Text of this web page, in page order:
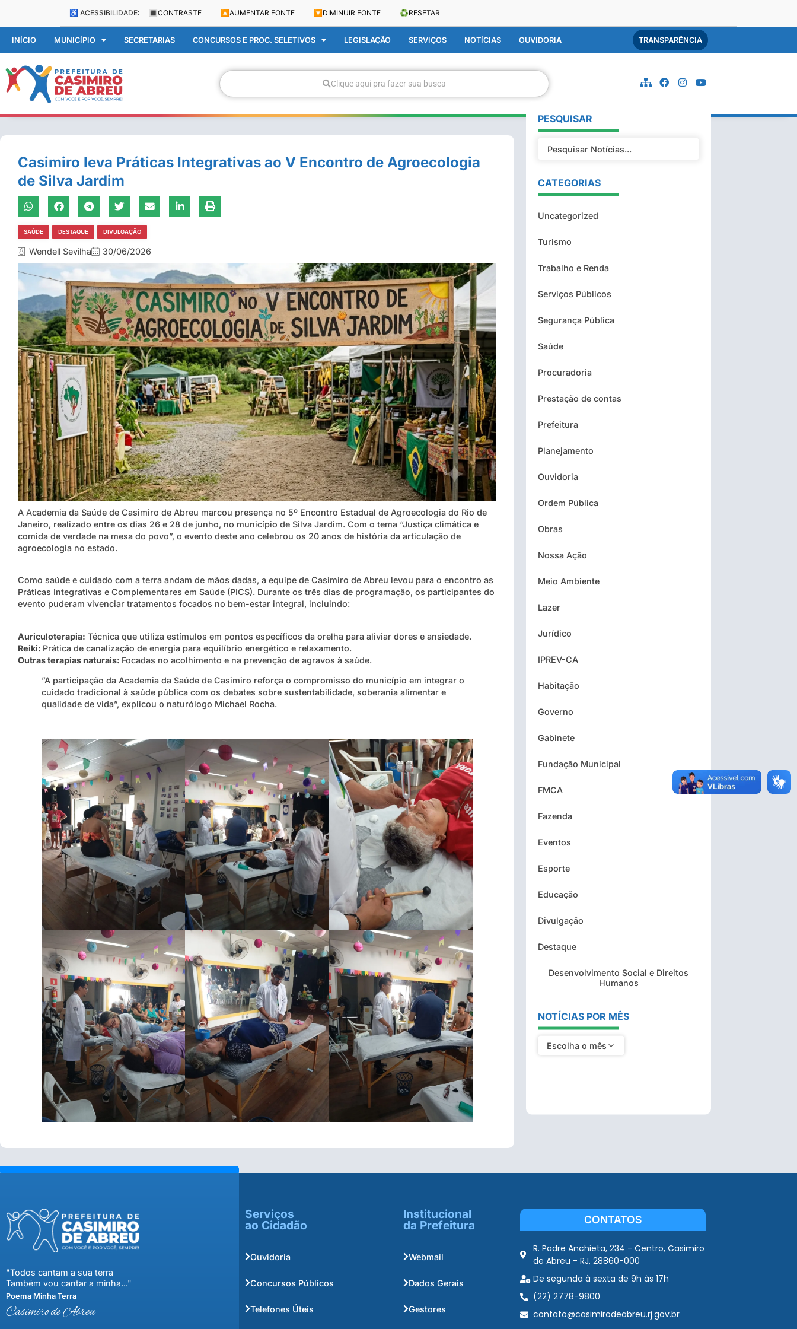
♿ ACESSIBILIDADE: 🔳 CONTRASTE 🔼 AUMENTAR FONTE 🔽 DIMINUIR FONTE ♻️RESETAR
INÍCIO MUNICÍPIO SECRETARIAS CONCURSOS E PROC. SELETIVOS LEGISLAÇÃO SERVIÇOS NOTÍCIAS OUVIDORIA TRANSPARÊNCIA
Clique aqui pra fazer sua busca
Casimiro leva Práticas Integrativas ao V Encontro de Agroecologia
de Silva Jardim
SAÚDE DESTAQUE DIVULGAÇÃO
Wendell Sevilha 30/06/2026
A Academia da Saúde de Casimiro de Abreu marcou presença no 5º Encontro Estadual de Agroecologia do Rio de
Janeiro, realizado entre os dias 26 e 28 de junho, no município de Silva Jardim. Com o tema “Justiça climática e
comida de verdade na mesa do povo”, o evento deste ano celebrou os 20 anos de história da articulação de
agroecologia no estado.
​Como saúde e cuidado com a terra andam de mãos dadas, a equipe de Casimiro de Abreu levou para o encontro as
Práticas Integrativas e Complementares em Saúde (PICS). Durante os três dias de programação, os participantes do
evento puderam vivenciar tratamentos focados no bem-estar integral, incluindo:
Auriculoterapia: Técnica que utiliza estímulos em pontos específicos da orelha para aliviar dores e ansiedade.
Reiki: Prática de canalização de energia para equilíbrio energético e relaxamento.
Outras terapias naturais: Focadas no acolhimento e na prevenção de agravos à saúde.
​”A participação da Academia da Saúde de Casimiro reforça o compromisso do município em integrar o
cuidado tradicional à saúde pública com os debates sobre sustentabilidade, soberania alimentar e
qualidade de vida”, explicou o naturólogo Michael Rocha.
PESQUISAR
CATEGORIAS
Uncategorized
Turismo
Trabalho e Renda
Serviços Públicos
Segurança Pública
Saúde
Procuradoria
Prestação de contas
Prefeitura
Planejamento
Ouvidoria
Ordem Pública
Obras
Nossa Ação
Meio Ambiente
Lazer
Jurídico
IPREV-CA
Habitação
Governo
Gabinete
Fundação Municipal
FMCA
Fazenda
Eventos
Esporte
Educação
Divulgação
Destaque
Desenvolvimento Social e Direitos
Humanos
NOTÍCIAS POR MÊS
Escolha o mês
"Todos cantam a sua terra
Também vou cantar a minha..."
Poema Minha Terra
Casimiro de Abreu
Serviços
ao Cidadão
Ouvidoria
Concursos Públicos
Telefones Úteis
Institucional
da Prefeitura
Webmail
Dados Gerais
Gestores
CONTATOS
R. Padre Anchieta, 234 - Centro, Casimiro
de Abreu - RJ, 28860-000
De segunda à sexta de 9h às 17h
(22) 2778-9800
contato@casimirodeabreu.rj.gov.br